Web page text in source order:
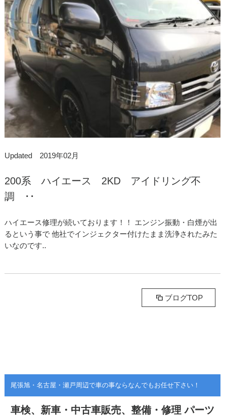
Updated 2019年02月
200系 ハイエース 2KD アイドリング不
調 ･･
ハイエース修理が続いております！！ エンジン振動・白煙が出
るという事で 他社でインジェクター付けたまま洗浄されたみた
いなのです..
ブログTOP
尾張旭・名古屋・瀬戸周辺で車の事ならなんでもお任せ下さい！
車検、新車・中古車販売、整備・修理 パーツ